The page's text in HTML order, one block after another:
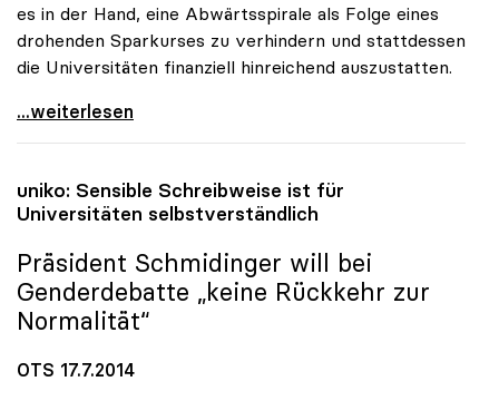
es in der Hand, eine Abwärtsspirale als Folge eines
drohenden Sparkurses zu verhindern und stattdessen
die Universitäten finanziell hinreichend auszustatten.
uniko-Appell an Politik: „Die Universitäten nicht
...weiterlesen
uniko: Sensible Schreibweise ist für
Universitäten selbstverständlich
Präsident Schmidinger will bei
Genderdebatte „keine Rückkehr zur
Normalität“
OTS 17.7.2014